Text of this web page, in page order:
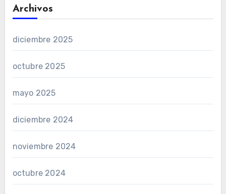
Archivos
diciembre 2025
octubre 2025
mayo 2025
diciembre 2024
noviembre 2024
octubre 2024